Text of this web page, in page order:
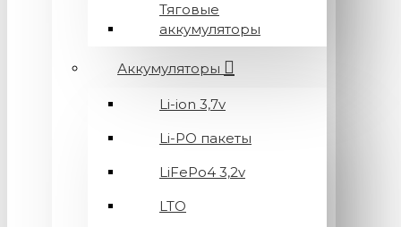
Тяговые
аккумуляторы
Аккумуляторы
Li-ion 3,7v
Li-PO пакеты
LiFePo4 3,2v
LTO